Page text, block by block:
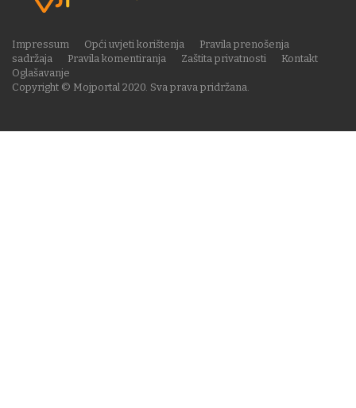
Copyright © Mojportal 2020. Sva prava pridržana.
Impressum Opći uvjeti korištenja
Pravila prenošenja
sadržaja
Pravila komentiranja Zaštita privatnosti
Kontakt
Oglašavanje